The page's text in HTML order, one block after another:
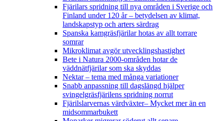
Fjärilars spridning till nya områden i Sverige och
Finland under 120 år– betydelsen av klimat,
landskapstyp och arters särdrag
Spanska kamgräsfjärilar hotas av allt torrare
somrar
Mikroklimat avgör utvecklingshastighet
Bete i Natura 2000-områden hotar de
väddnätfjärilar som ska skyddas
Nektar – tema med många variationer
Snabb anpassning till dagslängd hjälper
svingelgräsfjärilens spridning norrut
Fjärilslarvernas värdväxter– Mycket mer än en
midsommarbukett